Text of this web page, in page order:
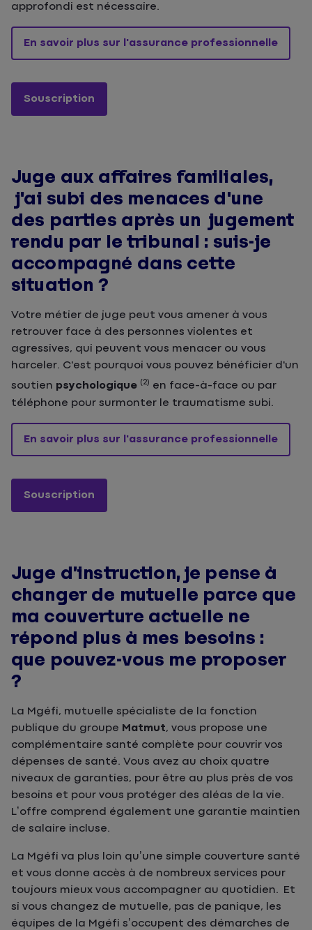
approfondi est nécessaire.
En savoir plus sur l'assurance professionnelle
Souscription
Juge aux affaires familiales,
j'ai subi des menaces d'une
des parties après un jugement
rendu par le tribunal : suis-je
accompagné dans cette
situation ?
Votre métier de juge peut vous amener à vous
retrouver face à des personnes violentes et
agressives, qui peuvent vous menacer ou vous
harceler. C'est pourquoi vous pouvez bénéficier d'un
soutien psychologique (2) en face-à-face ou par
téléphone pour surmonter le traumatisme subi.
En savoir plus sur l'assurance professionnelle
Souscription
Juge d’instruction, je pense à
changer de mutuelle parce que
ma couverture actuelle ne
répond plus à mes besoins :
que pouvez-vous me proposer
?
La Mgéfi, mutuelle spécialiste de la fonction
publique du groupe Matmut, vous propose une
complémentaire santé complète pour couvrir vos
dépenses de santé. Vous avez au choix quatre
niveaux de garanties, pour être au plus près de vos
besoins et pour vous protéger des aléas de la vie.
L’offre comprend également une garantie maintien
de salaire incluse.
La Mgéfi va plus loin qu’une simple couverture santé
et vous donne accès à de nombreux services pour
toujours mieux vous accompagner au quotidien. Et
si vous changez de mutuelle, pas de panique, les
équipes de la Mgéfi s’occupent des démarches de